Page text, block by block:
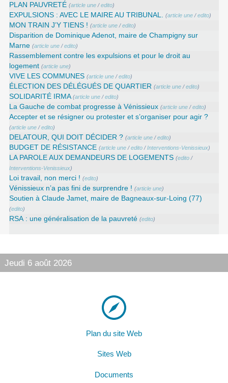
PLAN PAUVRETÉ (article une /edito)
EXPULSIONS : AVEC LE MAIRE AU TRIBUNAL. (article une /edito)
MON TRAIN J’Y TIENS ! (article une /edito)
Disparition de Dominique Adenot, maire de Champigny sur
Marne (article une /edito)
Rassemblement contre les expulsions et pour le droit au
logement (article une)
VIVE LES COMMUNES (article une /edito)
ÉLECTION DES DÉLÉGUÉS DE QUARTIER (article une /edito)
SOLIDARITÉ IRMA (article une /edito)
La Gauche de combat progresse à Vénissieux (article une /edito)
Accepter et se résigner ou protester et s’organiser pour agir ?
(article une /edito)
DELATOUR, QUI DOIT DÉCIDER ? (article une /edito)
BUDGET DE RÉSISTANCE (article une /edito /Interventions-Venissieux)
LA PAROLE AUX DEMANDEURS DE LOGEMENTS (edito /
Interventions-Venissieux)
Loi travail, non merci ! (edito)
Vénissieux n’a pas fini de surprendre ! (article une)
Soutien à Claude Jamet, maire de Bagneaux-sur-Loing (77)
(edito)
RSA : une généralisation de la pauvreté (edito)
Jeudi 6 août 2026
Plan du site Web
Sites Web
Documents